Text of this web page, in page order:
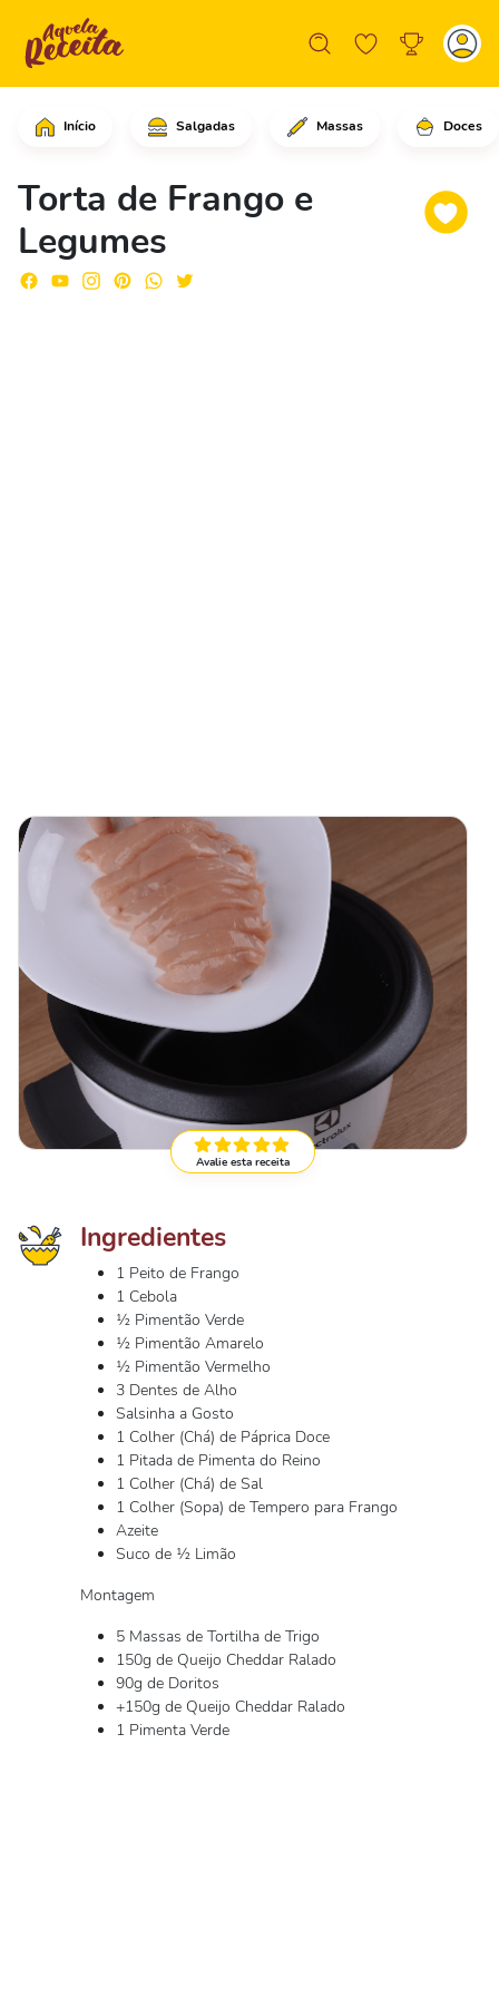
Início Salgadas Massas Doces
Torta de Frango e
Legumes
Em uma panela elétrica, adicione o
Avalie esta receita
Ingredientes
1 Peito de Frango
1 Cebola
½ Pimentão Verde
½ Pimentão Amarelo
½ Pimentão Vermelho
3 Dentes de Alho
Salsinha a Gosto
1 Colher (Chá) de Páprica Doce
1 Pitada de Pimenta do Reino
1 Colher (Chá) de Sal
1 Colher (Sopa) de Tempero para Frango
Azeite
Suco de ½ Limão
Montagem
5 Massas de Tortilha de Trigo
150g de Queijo Cheddar Ralado
90g de Doritos
+150g de Queijo Cheddar Ralado
1 Pimenta Verde